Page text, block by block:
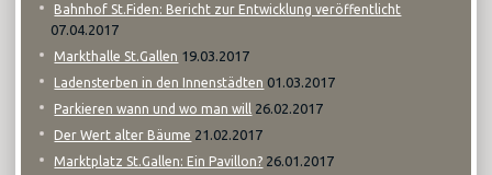
Bahnhof St.Fiden: Bericht zur Entwicklung veröffentlicht
07.04.2017
Markthalle St.Gallen 19.03.2017
Ladensterben in den Innenstädten 01.03.2017
Parkieren wann und wo man will 26.02.2017
Der Wert alter Bäume 21.02.2017
Marktplatz St.Gallen: Ein Pavillon? 26.01.2017